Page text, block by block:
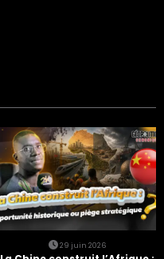
29 juin 2026